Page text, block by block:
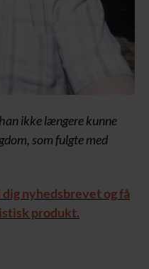
ikke længere kunne
som fulgte med
nyhedsbrevet og få
produkt.